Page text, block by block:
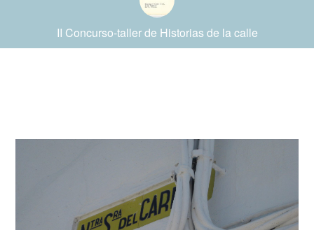
II Concurso-taller de Historias de la calle